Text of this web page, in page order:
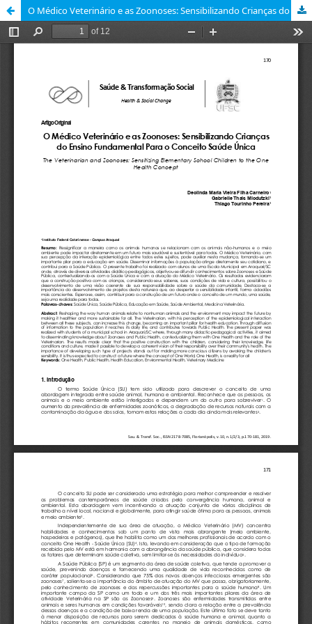
O Médico Veterinário e as Zoonoses: Sensibilizando Crianças do Ensino Fundamental Para o Conceito Saúde Única